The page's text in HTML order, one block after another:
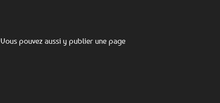
pouvez aussi y publier une page